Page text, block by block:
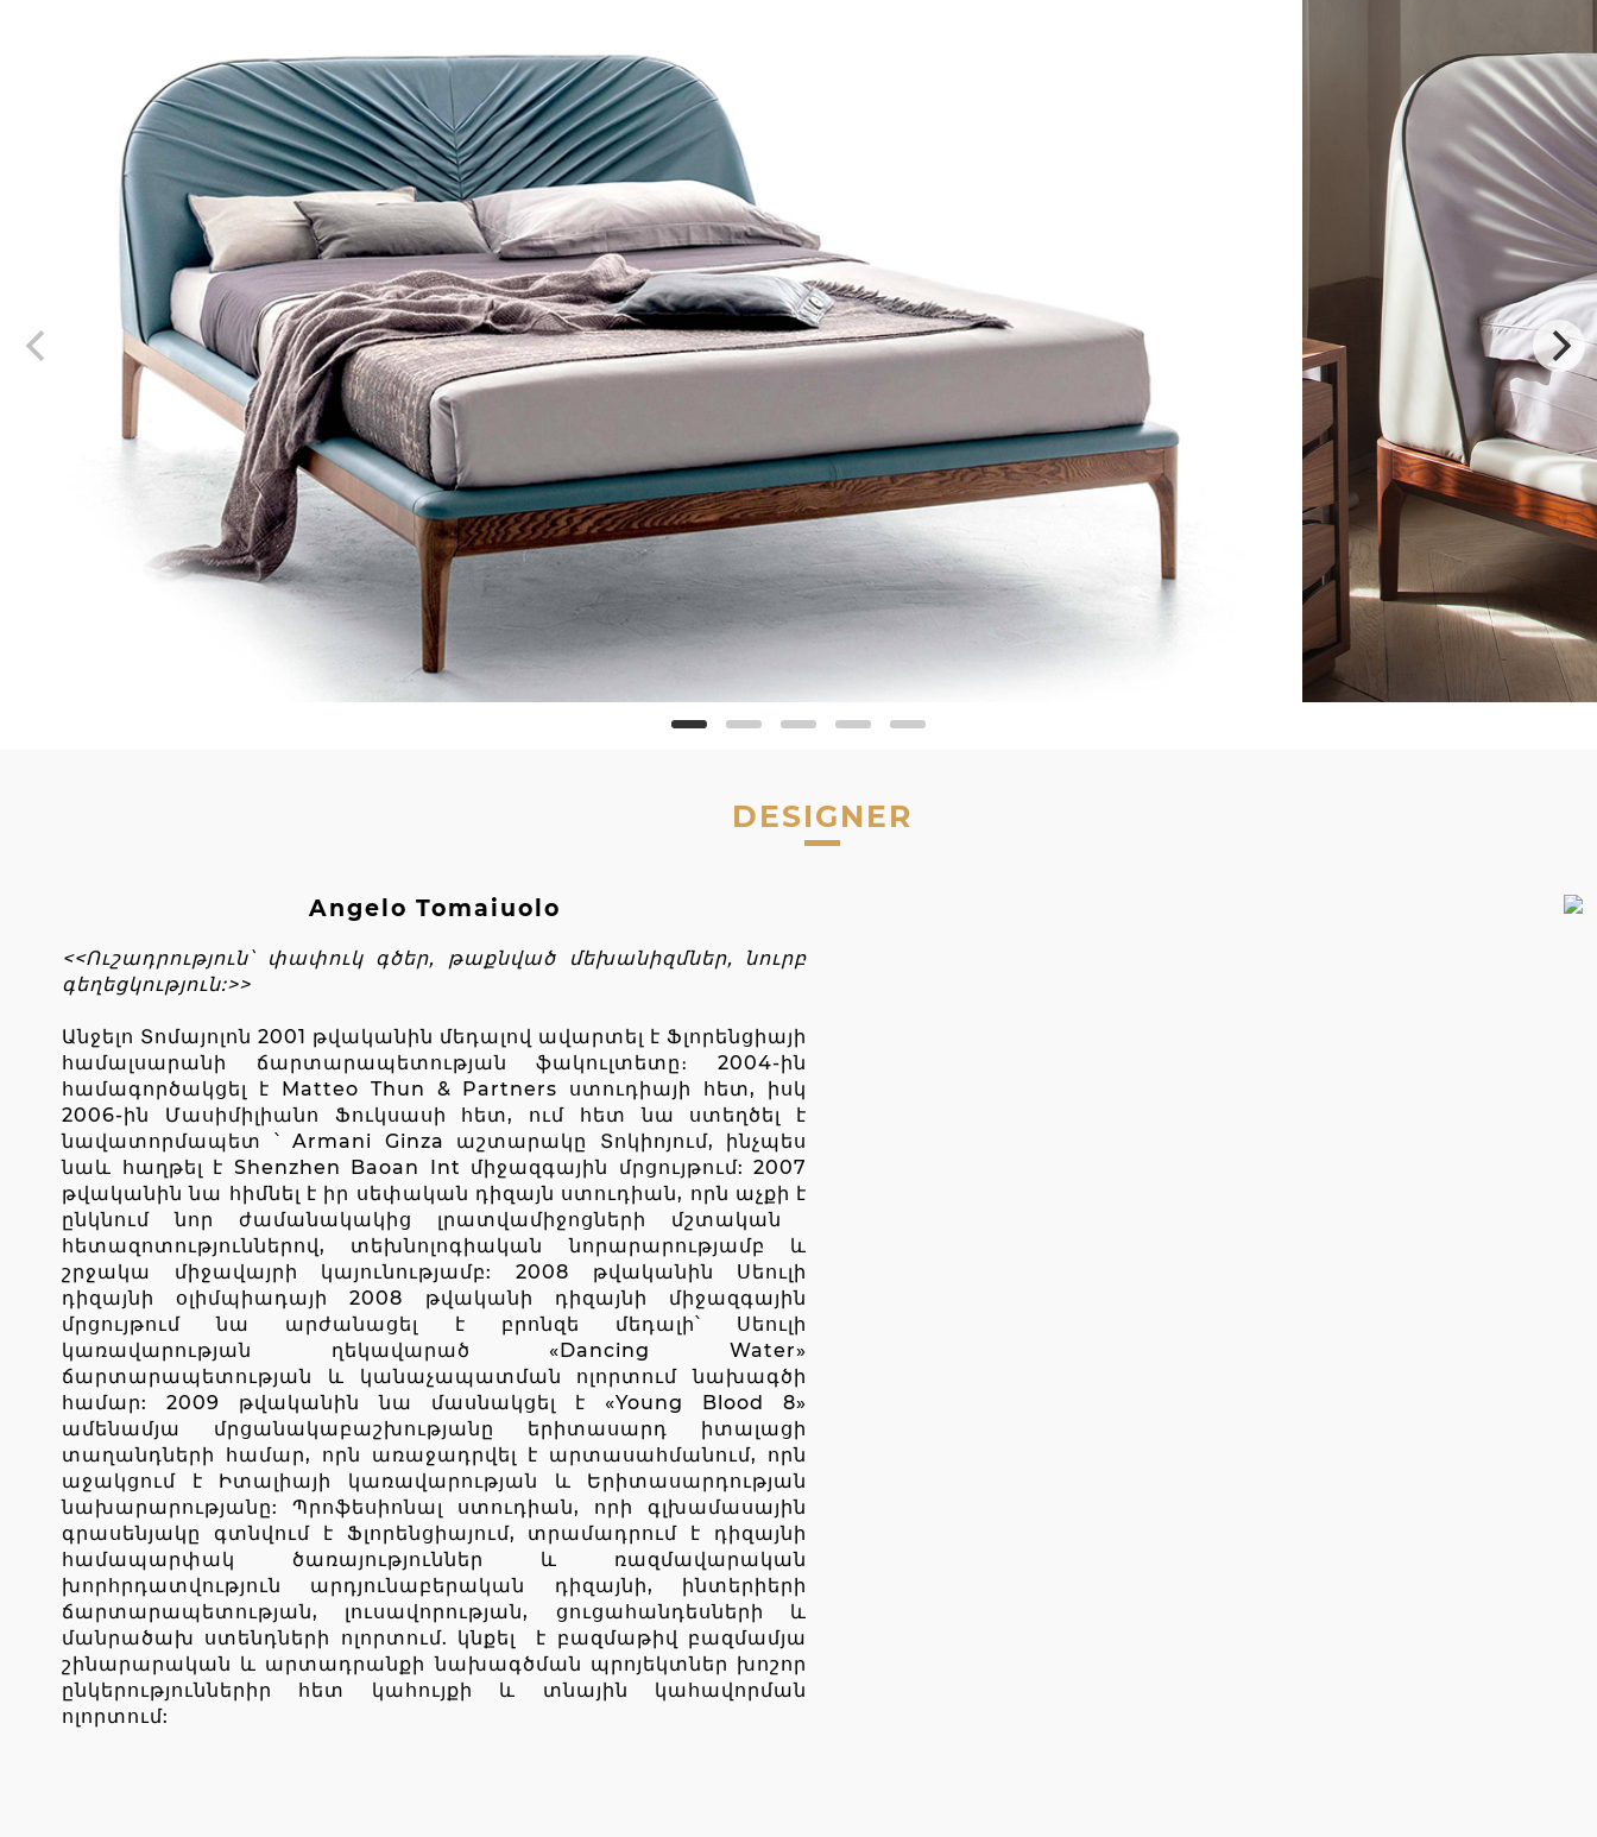
DESIGNER
Angelo Tomaiuolo
<<Ուշադրություն՝ փափուկ գծեր, թաքնված մեխանիզմներ, նուրբ
գեղեցկություն:>>
Անջելո Տոմայոլոն 2001 թվականին մեդալով ավարտել է Ֆլորենցիայի
համալսարանի ճարտարապետության ֆակուլտետը։ 2004-ին
համագործակցել է Matteo Thun & Partners ստուդիայի հետ, իսկ
2006-ին Մասիմիլիանո Ֆուկսասի հետ, ում հետ նա ստեղծել է
նավատորմապետ ՝ Armani Ginza աշտարակը Տոկիոյում, ինչպես
նաև հաղթել է Shenzhen Baoan Int միջազգային մրցույթում: 2007
թվականին նա հիմնել է իր սեփական դիզայն ստուդիան, որն աչքի է
ընկնում նոր ժամանակակից լրատվամիջոցների մշտական ​​
հետազոտություններով, տեխնոլոգիական նորարարությամբ և
շրջակա միջավայրի կայունությամբ: 2008 թվականին Սեուլի
դիզայնի օլիմպիադայի 2008 թվականի դիզայնի միջազգային
մրցույթում նա արժանացել է բրոնզե մեդալի՝ Սեուլի
կառավարության ղեկավարած «Dancing Water»
ճարտարապետության և կանաչապատման ոլորտում նախագծի
համար: 2009 թվականին նա մասնակցել է «Young Blood 8»
ամենամյա մրցանակաբաշխությանը երիտասարդ իտալացի
տաղանդների համար, որն առաջադրվել է արտասահմանում, որն
աջակցում է Իտալիայի կառավարության և Երիտասարդության
նախարարությանը: Պրոֆեսիոնալ ստուդիան, որի գլխամասային
գրասենյակը գտնվում է Ֆլորենցիայում, տրամադրում է դիզայնի
համապարփակ ծառայություններ և ռազմավարական
խորհրդատվություն արդյունաբերական դիզայնի, ինտերիերի
ճարտարապետության, լուսավորության, ցուցահանդեսների և
մանրածախ ստենդների ոլորտում. կնքել է բազմաթիվ բազմամյա
շինարարական և արտադրանքի նախագծման պրոյեկտներ խոշոր
ընկերություններիր հետ կահույքի և տնային կահավորման
ոլորտում: